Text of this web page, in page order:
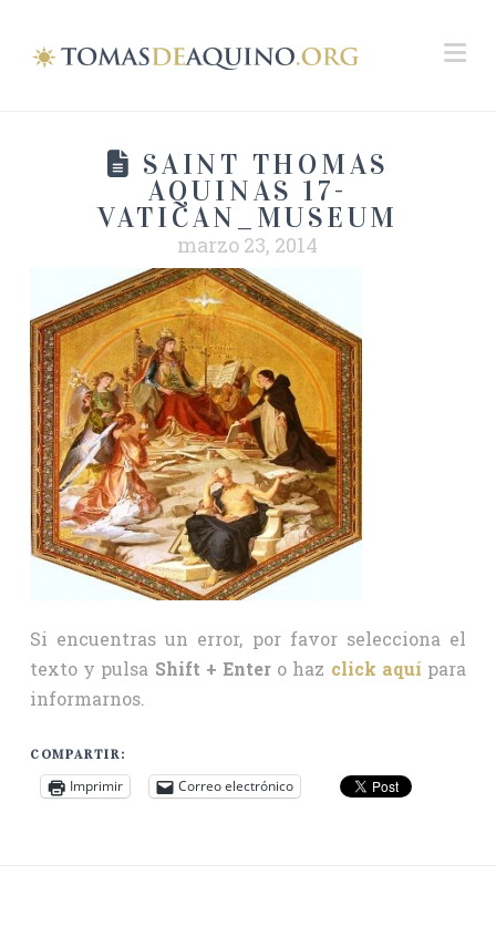
SAINT THOMAS
AQUINAS 17-
VATICAN_MUSEUM
marzo 23, 2014
Si encuentras un error, por favor selecciona el
texto y pulsa Shift + Enter o haz click aquí para
informarnos.
COMPARTIR:
Imprimir Correo electrónico